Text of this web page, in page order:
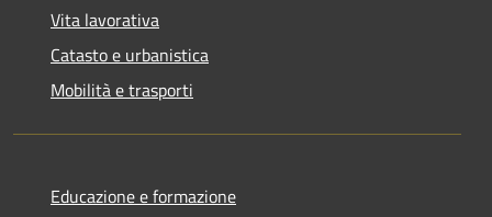
Vita lavorativa
Catasto e urbanistica
Mobilità e trasporti
Educazione e formazione